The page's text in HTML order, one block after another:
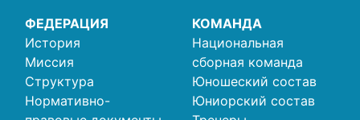
ФЕДЕРАЦИЯ
История
Миссия
Структура
Нормативно-
КОМАНДА
Национальная
сборная команда
Юношеский состав
Юниорский состав